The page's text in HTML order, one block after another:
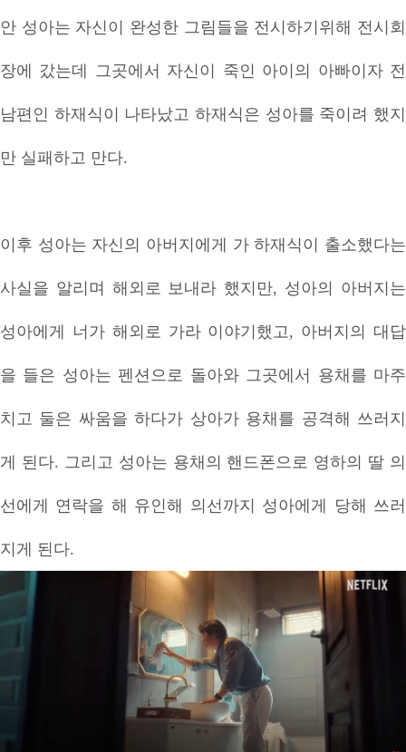
안 성아는 자신이 완성한 그림들을 전시하기위해 전시회
장에 갔는데 그곳에서 자신이 죽인 아이의 아빠이자 전
남편인 하재식이 나타났고 하재식은 성아를 죽이려 했지
만 실패하고 만다.
이후 성아는 자신의 아버지에게 가 하재식이 출소했다는
사실을 알리며 해외로 보내라 했지만, 성아의 아버지는
성아에게 너가 해외로 가라 이야기했고, 아버지의 대답
을 들은 성아는 펜션으로 돌아와 그곳에서 용채를 마주
치고 둘은 싸움을 하다가 상아가 용채를 공격해 쓰러지
게 된다. 그리고 성아는 용채의 핸드폰으로 영하의 딸 의
선에게 연락을 해 유인해 의선까지 성아에게 당해 쓰러
지게 된다.